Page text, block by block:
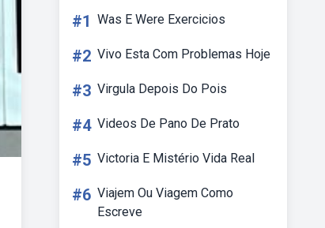
#1 Was E Were Exercicios
#2 Vivo Esta Com Problemas Hoje
#3 Virgula Depois Do Pois
#4 Videos De Pano De Prato
#5 Victoria E Mistério Vida Real
#6 Viajem Ou Viagem Como
Escreve